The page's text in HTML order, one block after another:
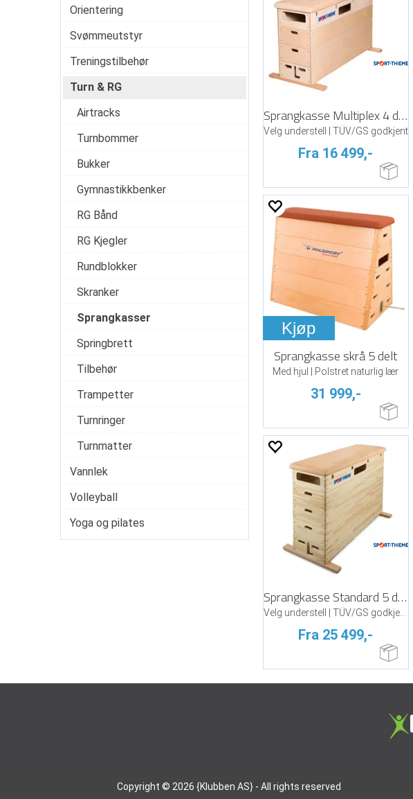
Orientering
Svømmeutstyr
Treningstilbehør
Turn & RG
Airtracks
Turnbommer
Bukker
Gymnastikkbenker
RG Bånd
RG Kjegler
Rundblokker
Skranker
Sprangkasser
Springbrett
Tilbehør
Trampetter
Turnringer
Turnmatter
Vannlek
Volleyball
Yoga og pilates
Sprangkasse Multiplex 4 delt
Velg understell | TÜV/GS godkjent
Fra 16 499,-
Kjøp
Sprangkasse skrå 5 delt
Med hjul | Polstret naturlig lær
31 999,-
Sprangkasse Standard 5 delt
Velg understell | TÜV/GS godkjent | Furu
Fra 25 499,-
Copyright © 2026 {Klubben AS} - All rights reserved